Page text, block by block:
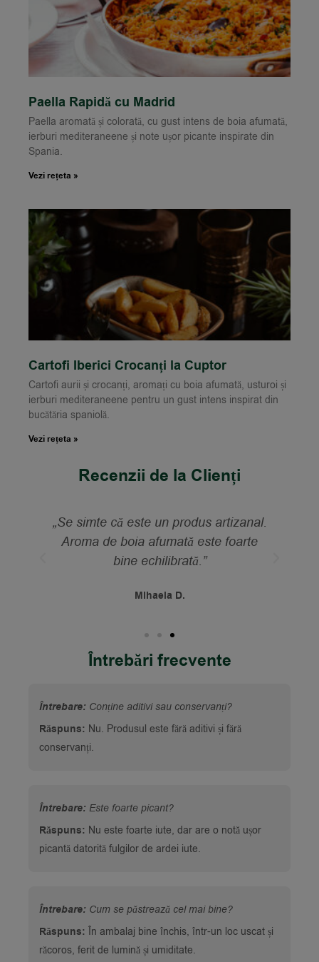
Paella Rapidă cu Madrid
Paella aromată și colorată, cu gust intens de boia afumată,
ierburi mediteraneene și note ușor picante inspirate din
Spania.
Vezi rețeta »
Cartofi Iberici Crocanți la Cuptor
Cartofi aurii și crocanți, aromați cu boia afumată, usturoi și
ierburi mediteraneene pentru un gust intens inspirat din
bucătăria spaniolă.
Vezi rețeta »
Recenzii de la Clienți
„L-am folosit pentru paella și chiar a
schimbat complet gustul. Foarte
aromat și echilibrat.”
Adriana M.
Întrebări frecvente
Întrebare: Conține aditivi sau conservanți?
Răspuns: Nu. Produsul este fără aditivi și fără
conservanți.
Întrebare: Este foarte picant?
Răspuns: Nu este foarte iute, dar are o notă ușor
picantă datorită fulgilor de ardei iute.
Întrebare: Cum se păstrează cel mai bine?
Răspuns: În ambalaj bine închis, într-un loc uscat și
răcoros, ferit de lumină și umiditate.